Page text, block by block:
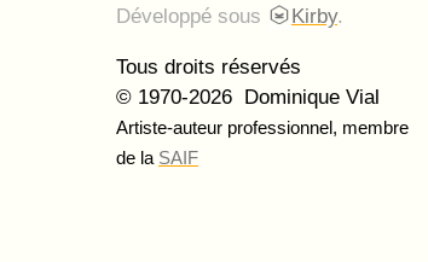
Développé sous
Kirby.
Tous droits réservés
© 1970-2026 Dominique Vial
Artiste-auteur professionnel, membre
de la SAIF